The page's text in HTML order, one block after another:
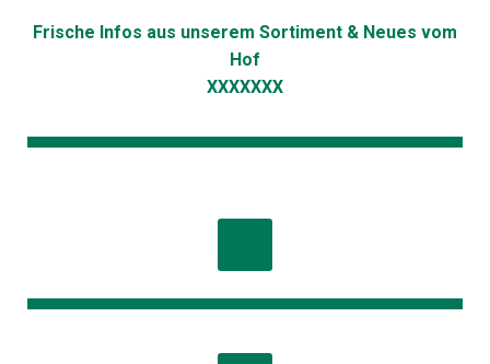
Frische Infos aus unserem Sortiment & Neues vom
Hof
XXXXXXX